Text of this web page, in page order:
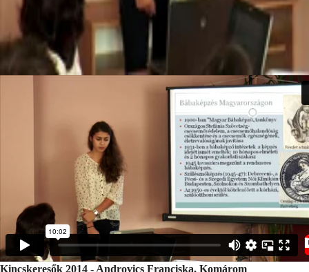
Kincskeresők 2014 - Androvics Franciska, Komárom